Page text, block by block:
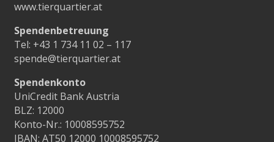
www.tierquartier.at
Spendenbetreuung
Tel: +43 1 734 11 02 – 117
spende@tierquartier.at
Spendenkonto
UniCredit Bank Austria
BLZ: 12000
Konto-Nr.: 10008595752
IBAN: AT50 12000 10008595752